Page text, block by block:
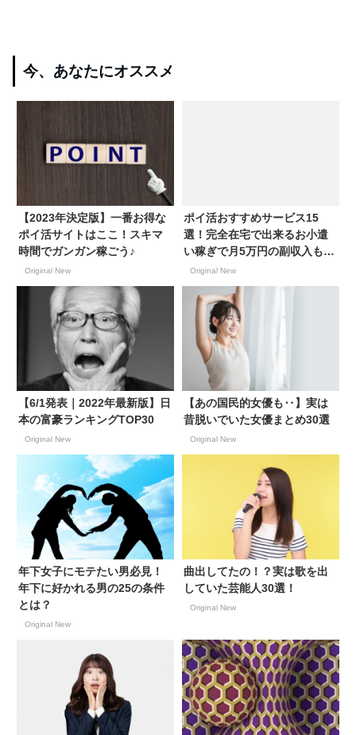
今、あなたにオススメ
【2023年決定版】一番お得な
ポイ活サイトはここ！スキマ
時間でガンガン稼ごう♪
Original New
ポイ活おすすめサービス15
選！完全在宅で出来るお小遣
い稼ぎで月5万円の副収入も目
指せる
Original New
【6/1発表｜2022年最新版】日
本の富豪ランキングTOP30
Original New
【あの国民的女優も‥】実は
昔脱いでいた女優まとめ30選
Original New
年下女子にモテたい男必見！
年下に好かれる男の25の条件
とは？
Original New
曲出してたの！？実は歌を出
していた芸能人30選！
Original New